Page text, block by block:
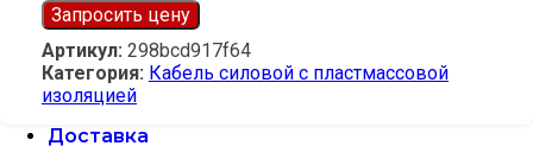
Запросить цену
Артикул: 298bcd917f64
Категория: Кабель силовой с пластмассовой
изоляцией
Доставка